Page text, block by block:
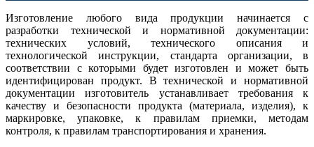
Изготовление любого вида продукции начинается с
разработки технической и нормативной документации:
технических условий, технического описания и
технологической инструкции, стандарта организации, в
соответствии с которыми будет изготовлен и может быть
идентифицирован продукт. В технической и нормативной
документации изготовитель устанавливает требования к
качеству и безопасности продукта (материала, изделия), к
маркировке, упаковке, к правилам приемки, методам
контроля, к правилам транспортирования и хранения.